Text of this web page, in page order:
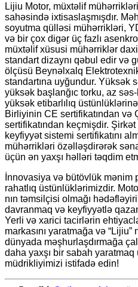
Lijiu Motor, müxtəlif
sahəsində ixtisaslaşmışdır.
soyutma qülləsi mühərrikləri,
və bir çox digər üç fazlı
müxtəlif xüsusi mühərriklər
standart dizaynı qəbul edir və
ölçüsü Beynəlxalq
standartına uyğundur. Yüksək
yüksək başlanğıc torku, az
yüksək etibarlılıq
Birliyinin CE sertifikatından və
sertifikatından keçmişdir.
keyfiyyət sistemi sertifikatını
mühərrikləri özəlləşdirərək
üçün ən yaxşı həlləri təqdim
İnnovasiya və bütövlük
rahatlıq üstünlüklərimizdir.
nın təmsilçisi olmağı
davranmaq və keyfiyyətlə
Yerli və xarici tacirlərin
markasını yaratmağa və
dünyada məşhurlaşdırmağa
daha yaxşı bir sabah
müdrikliyimizi istifadə edin!